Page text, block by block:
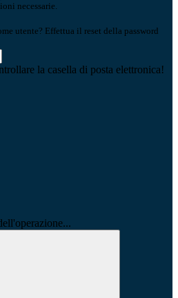
necessarie.
utente? Effettua il reset della password
la casella di posta elettronica!